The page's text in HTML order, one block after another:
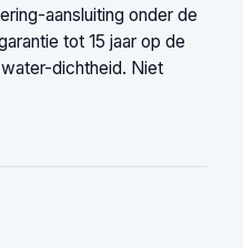
aansluiting onder de
tot 15 jaar op de
dichtheid. Niet